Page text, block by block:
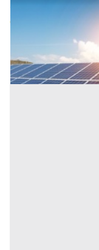
(Palermo)
Offerta minima
337,50 € 450 €
30/09/2026